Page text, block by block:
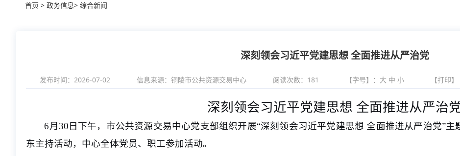
首页 > 政务信息> 综合新闻
深刻领会习近平党建思想 全面推进从严治党
发布时间：2026-07-02 信息来源： 铜陵市公共资源交易中心 阅读次数： 181 【字号】： 大 中 小 【打印】
深刻领会习近平党建思想 全面推进从严治
6月30日下午，市公共资源交易中心党支部组织开展“深刻领会习近平党建思想 全面推进从严治党”
东主持活动，中心全体党员、职工参加活动。